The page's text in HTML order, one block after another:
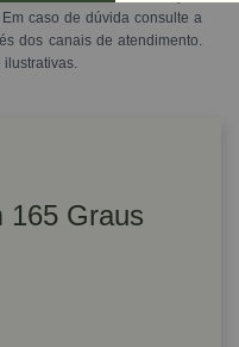
caso de dúvida consulte a
dos canais de atendimento.
ilustrativas.
165 Graus